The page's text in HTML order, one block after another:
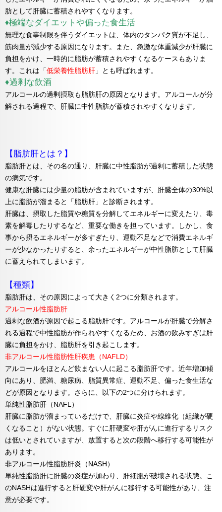
肪として肝臓に蓄積されやすくなります。
♦極端なダイエットや偏った食生活
無理な食事制限を伴うダイエットは、体内のタンパク質が不足し、
筋肉量が減少する原因になります。また、急激な体重減少が肝臓に
負担をかけ、一時的に脂肪が蓄積されやすくなるケースもありま
す。これは「低栄養性脂肪肝 」とも呼ばれます。
♦過剰な飲酒
アルコールの過剰摂取も脂肪肝の原因となります。アルコールが分
解される過程で、肝臓に中性脂肪が蓄積されやすくなります。
【脂肪肝とは？】
脂肪肝とは、その名の通り、肝臓に中性脂肪が過剰に蓄積した状態
の病気です。
健康な肝臓には少量の脂肪が含まれていますが、肝臓全体の30%以
上に脂肪が溜まると「脂肪肝」と診断されます。
肝臓は、摂取した脂質や糖質を分解してエネルギーに変えたり、毒
素を解毒したりするなど、重要な働きを担っています。しかし、食
事から摂るエネルギーが多すぎたり、運動不足などで消費エネルギ
ーが少なかったりすると、余ったエネルギーが中性脂肪として肝臓
に蓄えられてしまいます。
【種類】
脂肪肝は、その原因によって大きく2つに分類されます。
アルコール性脂肪肝
過剰な飲酒が原因で起こる脂肪肝です。アルコールが肝臓で分解さ
れる過程で中性脂肪が作られやすくなるため、お酒の飲みすぎは肝
臓に負担をかけ、脂肪肝を引き起こします。
非アルコール性脂肪性肝疾患（NAFLD）
アルコールをほとんど飲まない人に起こる脂肪肝です。近年増加傾
向にあり、肥満、糖尿病、脂質異常症、運動不足、偏った食生活な
どが原因となります。さらに、以下の2つに分けられます。
単純性脂肪肝（NAFL）
肝臓に脂肪が溜まっているだけで、肝臓に炎症や線維化（組織が硬
くなること）がない状態。すぐに肝硬変や肝がんに進行するリスク
は低いとされていますが、放置すると次の段階へ移行する可能性が
あります。
非アルコール性脂肪肝炎（NASH）
単純性脂肪肝に肝臓の炎症が加わり、肝細胞が破壊される状態。こ
のNASHは進行すると肝硬変や肝がんに移行する可能性があり、注
意が必要です。